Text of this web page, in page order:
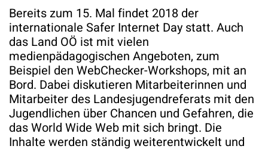
Bereits zum 15. Mal findet 2018 der
internationale Safer Internet Day statt. Auch
das Land OÖ ist mit vielen
medienpädagogischen Angeboten, zum
Beispiel den WebChecker-Workshops, mit an
Bord. Dabei diskutieren Mitarbeiterinnen und
Mitarbeiter des Landesjugendreferats mit den
Jugendlichen über Chancen und Gefahren, die
das World Wide Web mit sich bringt. Die
Inhalte werden ständig weiterentwickelt und